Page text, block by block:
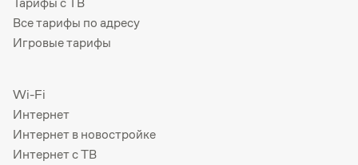
Все тарифы по адресу
Игровые тарифы
Wi-Fi
Интернет
Интернет в новостройке
Интернет с ТВ